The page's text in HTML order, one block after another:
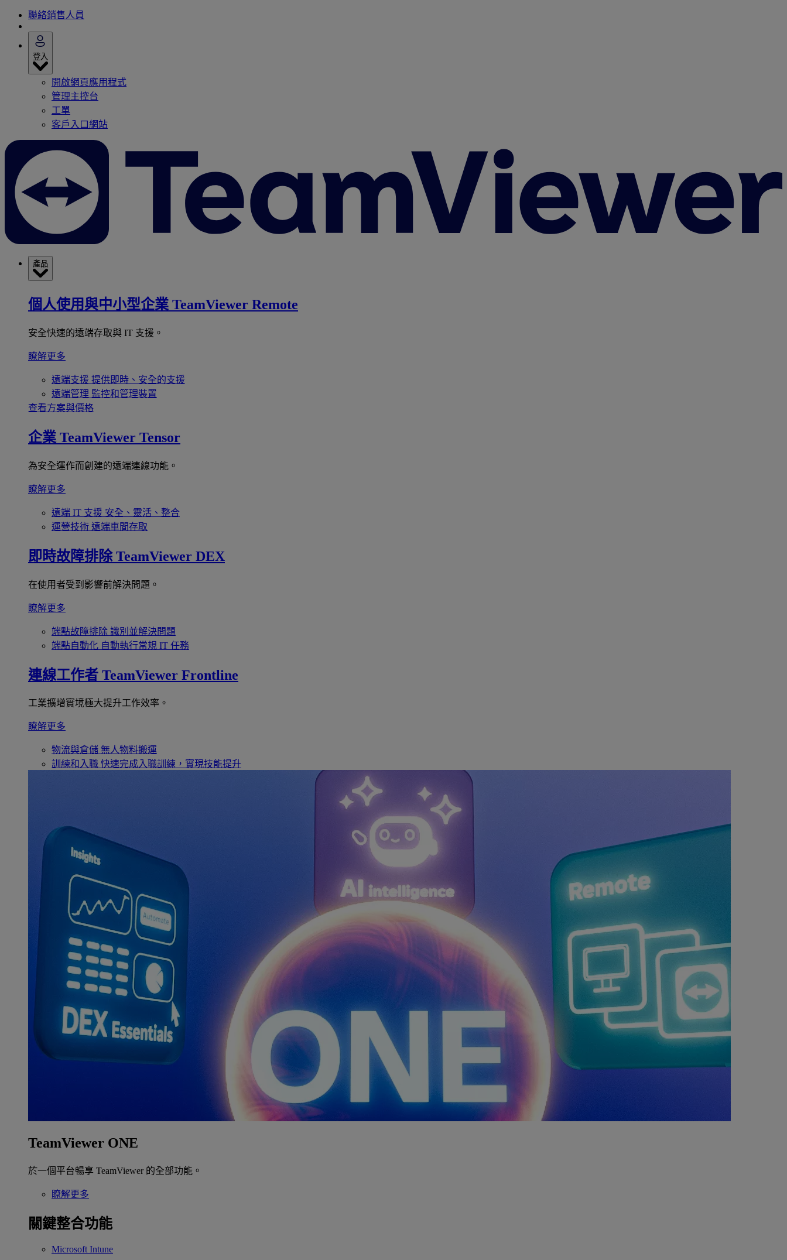
聯絡銷售人員
登入
開啟網頁應用程式
管理主控台
工單
客戶入口網站
產品
個人使用與中小型企業 TeamViewer Remote
安全快速的遠端存取與 IT 支援。
瞭解更多
遠端支援 提供即時、安全的支援
遠端管理 監控和管理裝置
查看方案與價格
企業 TeamViewer Tensor
為安全運作而創建的遠端連線功能。
瞭解更多
遠端 IT 支援 安全、靈活、整合
運營技術 遠端車間存取
即時故障排除 TeamViewer DEX
在使用者受到影響前解決問題。
瞭解更多
端點故障排除 識別並解決問題
端點自動化 自動執行常規 IT 任務
連線工作者 TeamViewer Frontline
工業擴增實境極大提升工作效率。
瞭解更多
物流與倉儲 無人物料搬運
訓練和入職 快速完成入職訓練，實現技能提升
TeamViewer ONE
於一個平台暢享 TeamViewer 的全部功能。
瞭解更多
關鍵整合功能
Microsoft Intune